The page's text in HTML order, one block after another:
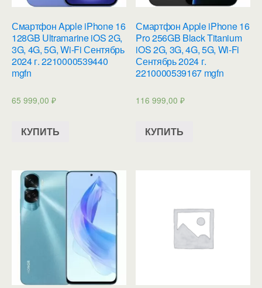
Смартфон Apple iPhone 16
128GB Ultramarine iOS 2G,
3G, 4G, 5G, Wi-Fi Сентябрь
2024 г. 2210000539440
mgfn
65 999,00 ₽
КУПИТЬ
Смартфон Apple iPhone 16
Pro 256GB Black Titanium
iOS 2G, 3G, 4G, 5G, Wi-Fi
Сентябрь 2024 г.
2210000539167 mgfn
116 999,00₽
КУПИТЬ